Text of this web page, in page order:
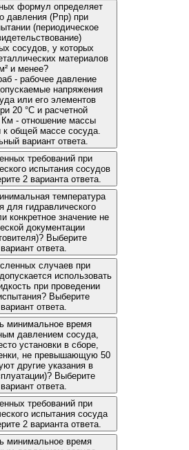
формул определяет
давления (Рпр) при
(периодическое
сосудов, у которых
материалов
и менее?
- рабочее давление
напряжения
или его элементов
20 °С и расчетной
- отношение массы
к общей массе сосуда.
вариант ответа.
требований при
испытания сосудов
2 варианта ответа.
температура
для гидравлического
конкретное значение не
документации
Выберите
ответа.
случаев при
использовать
при проведении
Выберите
ответа.
минимальное время
давлением сосуда,
установки в сборе,
не превышающую 50
другие указания в
Выберите
ответа.
требований при
испытания сосуда
2 варианта ответа.
минимальное время